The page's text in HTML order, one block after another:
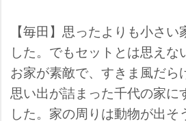
【毎田】思ったよりも小さ
した。でもセットとは思えな
お家が素敵で、すきま風だら
思い出が詰まった千代の家に
した。家の周りは動物が出